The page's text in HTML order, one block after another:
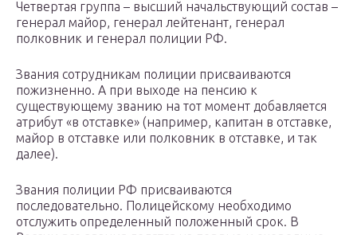
Четвертая группа – высший начальствующий состав –
генерал майор, генерал лейтенант, генерал
полковник и генерал полиции РФ.
Звания сотрудникам полиции присваиваются
пожизненно. А при выходе на пенсию к
существующему званию на тот момент добавляется
атрибут «в отставке» (например, капитан в отставке,
майор в отставке или полковник в отставке, и так
далее).
Звания полиции РФ присваиваются
последовательно. Полицейскому необходимо
отслужить определенный положенный срок. В